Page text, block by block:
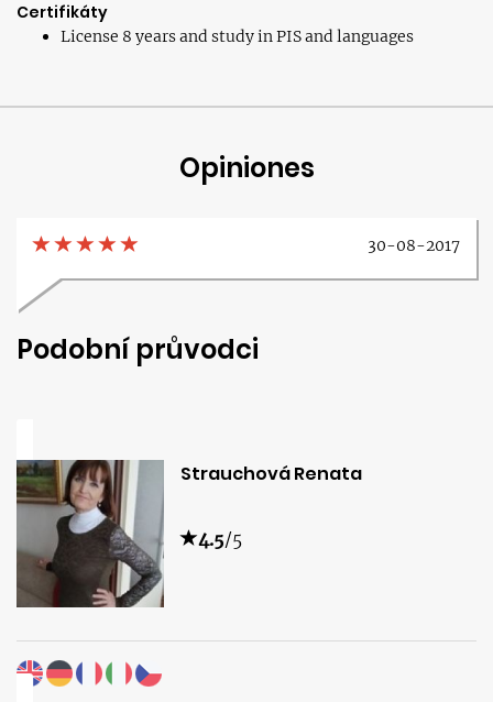
Certifikáty
License 8 years and study in PIS and languages
Opiniones
30-08-2017
Podobní průvodci
Strauchová Renata
4.5/5